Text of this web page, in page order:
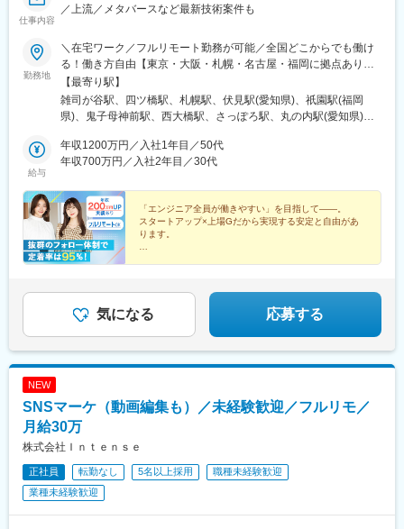
仕事内容
／上流／メタバースなど最新技術案件も
勤務地
＼在宅ワーク／フルリモート勤務が可能／全国どこからでも働け
る！働き方自由【東京・大阪・札幌・名古屋・福岡に拠点あり】
★在宅ワークOK！／希望を考慮し決定／転居を伴う転勤なし★海
外出張ありの案件もあります■本社：東京都豊島区高田2丁目17-
22 目白中野ビル 5階■大阪：大阪市西区新町1-6-23 四ツ橋大川ビ
ャステール■名古屋：愛知県名古屋市中区栄2-2-1 広小路伏見中駒
ビル■福岡：福岡県福岡市博多区博多駅前2-19-17 トーカン博多第
【最寄り駅】
雑司が谷駅、四ツ橋駅、札幌駅、伏見駅(愛知県)、祇園駅(福岡
県)、鬼子母神前駅、西大橋駅、さっぽろ駅、丸の内駅(愛知県)、
給与
年収1200万円／入社1年目／50代
年収700万円／入社2年目／30代
「エンジニア全員が働きやすい」を目指して――。
スタートアップ×上場Gだから実現する安定と自由があ
ります。
●安心の案件選択制
●リモートOK／年休130日／副業OK
気になる 応募する
NEW
SNSマーケ（動画編集も）／未経験歓迎／フルリモ／
月給30万
株式会社Ｉｎｔｅｎｓｅ
正社員 転勤なし 5名以上採用
職種未経験歓迎
業種未経験歓迎